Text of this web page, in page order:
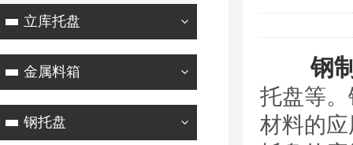
立库托盘
金属料箱
钢托盘
钢
托盘等
材料的